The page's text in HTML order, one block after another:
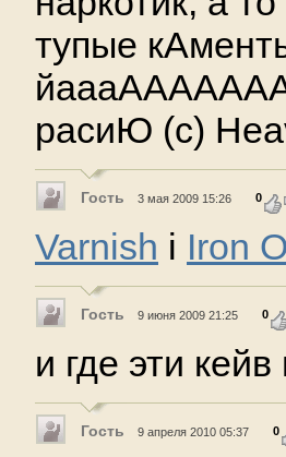
тупые
расиЮ (c)
Гость 3 мая 2009 15:26 0
Varnish i Iron
Гость 9 июня 2009 21:25 0
и где эти
Гость 9 апреля 2010 05:37 0